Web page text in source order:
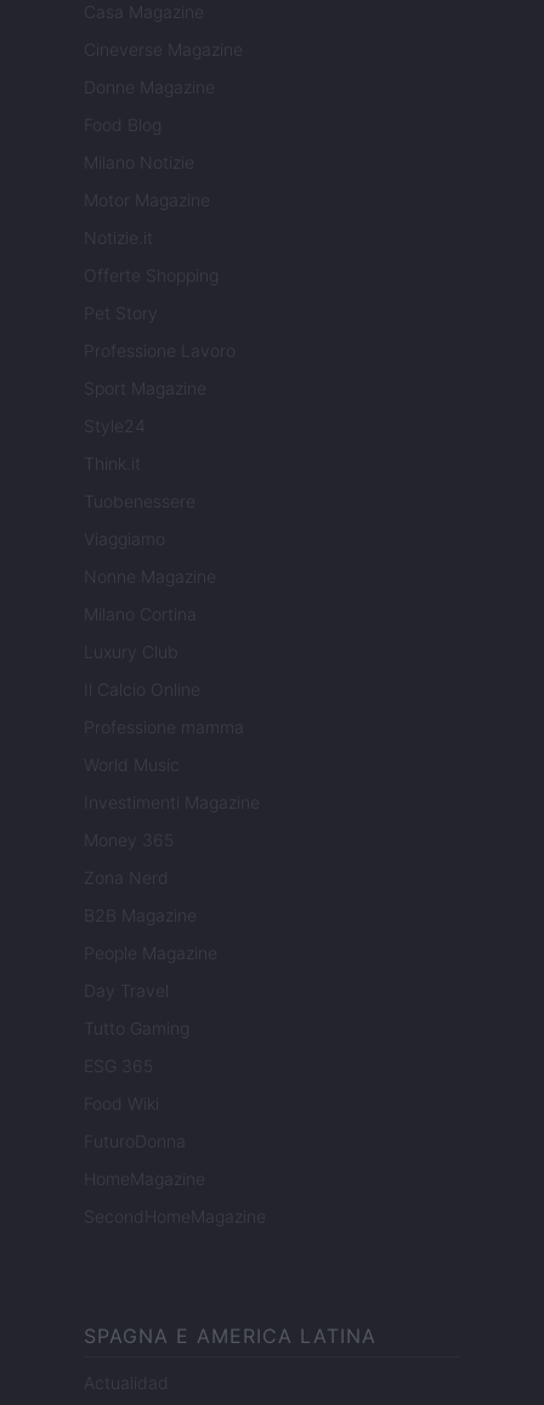
Casa Magazine
Cineverse Magazine
Donne Magazine
Food Blog
Milano Notizie
Motor Magazine
Notizie.it
Offerte Shopping
Pet Story
Professione Lavoro
Sport Magazine
Style24
Think.it
Tuobenessere
Viaggiamo
Nonne Magazine
Milano Cortina
Luxury Club
Il Calcio Online
Professione mamma
World Music
Investimenti Magazine
Money 365
Zona Nerd
B2B Magazine
People Magazine
Day Travel
Tutto Gaming
ESG 365
Food Wiki
FuturoDonna
HomeMagazine
SecondHomeMagazine
SPAGNA E AMERICA LATINA
Actualidad